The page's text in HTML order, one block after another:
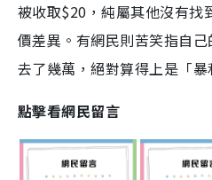
被收取$20，純屬其他沒有找
價差異。有網民則苦笑指自
去了幾萬，絕對算得上是「暴
點擊看網民留言